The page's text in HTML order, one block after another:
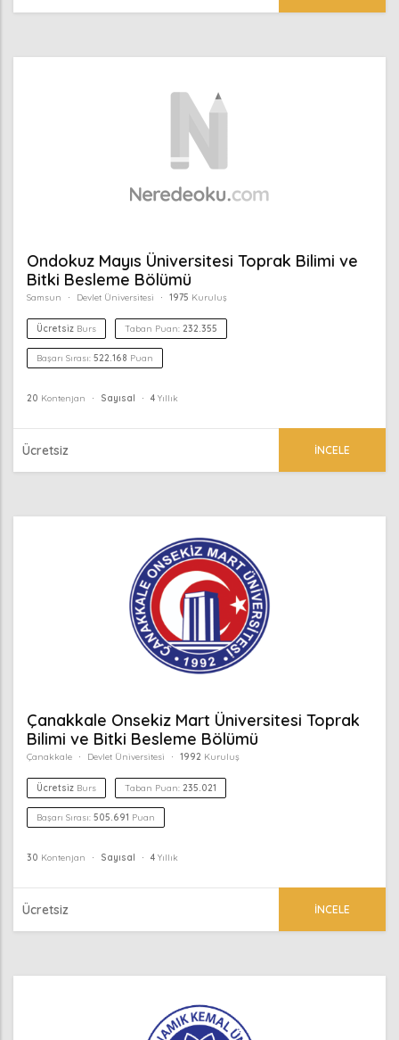
Ondokuz Mayıs Üniversitesi Toprak Bilimi ve
Bitki Besleme Bölümü
Samsun Devlet Üniversitesi 1975 Kuruluş
Ücretsiz Burs Taban Puan: 232.355
Başarı Sırası: 522.168 Puan
20 Kontenjan Sayısal 4 Yıllık
Ücretsiz İNCELE
Çanakkale Onsekiz Mart Üniversitesi Toprak
Bilimi ve Bitki Besleme Bölümü
Çanakkale Devlet Üniversitesi 1992 Kuruluş
Ücretsiz Burs Taban Puan: 235.021
Başarı Sırası: 505.691 Puan
30 Kontenjan Sayısal 4 Yıllık
Ücretsiz İNCELE